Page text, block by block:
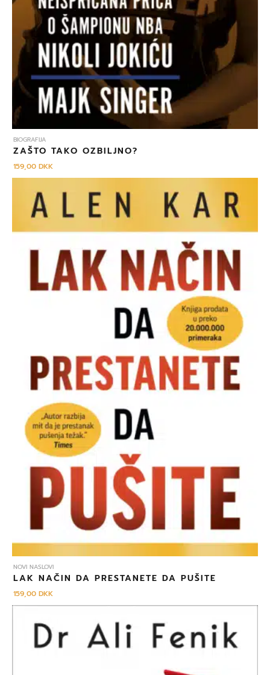
BIOGRAFIJA
ZAŠTO TAKO OZBILJNO?
159,00DKK
NOVI NASLOVI
LAK NAČIN DA PRESTANETE DA PUŠITE
159,00DKK